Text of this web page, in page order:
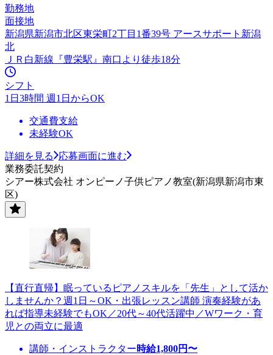
勤務地
面接地
新潟県新潟市北区東栄町2丁目1番39号 アースサポート新潟
北
ＪＲ白新線『豊栄駅』南口より徒歩18分
シフト
1日3時間 週1日からOK
交通費支給
未経験OK
詳細を見る
応募画面に進む
業務委託契約
シアー株式会社 オンピーノ子供ピアノ教室(新潟県新潟市東
区)
【直行直帰】眠っているピアノスキルを「先生」として活か
しませんか？週1日～OK・出張レッスン講師 演奏経験があ
れば指導未経験でもOK／20代～40代活躍中／Wワーク・育
児との両立に最適
講師・インストラクター時給1,800円〜